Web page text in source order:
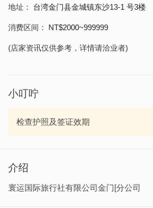
地址 台湾金门县金城镇东沙13-1 号3楼
消费区间 NT$2000~999999
(店家资讯仅供参考，详情请洽业者)
小叮咛
检查护照及签证效期
介绍
寰运国际旅行社有限公司金门[分公司